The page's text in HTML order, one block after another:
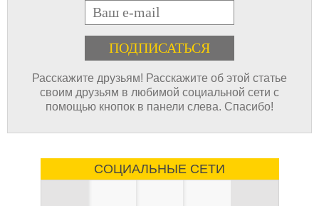
E-mail
Расскажите друзьям! Расскажите об этой статье
своим друзьям в любимой социальной сети с
помощью кнопок в панели слева. Спасибо!
СОЦИАЛЬНЫЕ СЕТИ